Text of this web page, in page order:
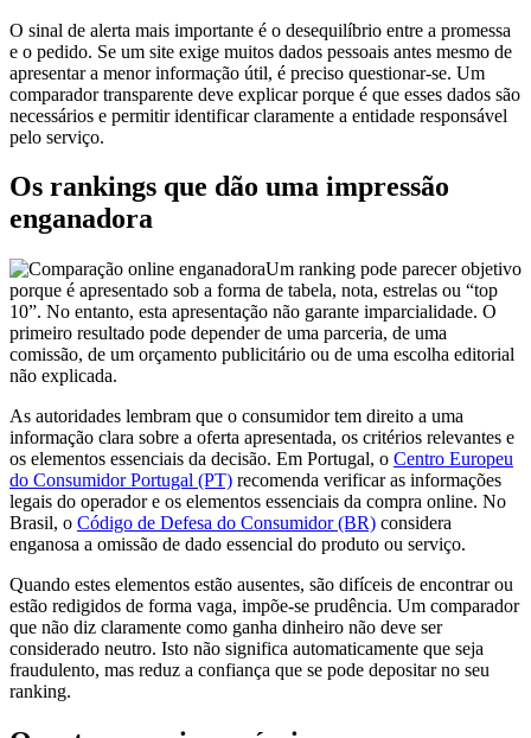
O sinal de alerta mais importante é o desequilíbrio entre a promessa
e o pedido. Se um site exige muitos dados pessoais antes mesmo de
apresentar a menor informação útil, é preciso questionar-se. Um
comparador transparente deve explicar porque é que esses dados são
necessários e permitir identificar claramente a entidade responsável
pelo serviço.
Os rankings que dão uma impressão
enganadora
Um ranking pode parecer objetivo
porque é apresentado sob a forma de tabela, nota, estrelas ou “top
10”. No entanto, esta apresentação não garante imparcialidade. O
primeiro resultado pode depender de uma parceria, de uma
comissão, de um orçamento publicitário ou de uma escolha editorial
não explicada.
As autoridades lembram que o consumidor tem direito a uma
informação clara sobre a oferta apresentada, os critérios relevantes e
os elementos essenciais da decisão. Em Portugal, o Centro Europeu
do Consumidor Portugal (PT) recomenda verificar as informações
legais do operador e os elementos essenciais da compra online. No
Brasil, o Código de Defesa do Consumidor (BR) considera
enganosa a omissão de dado essencial do produto ou serviço.
Quando estes elementos estão ausentes, são difíceis de encontrar ou
estão redigidos de forma vaga, impõe-se prudência. Um comparador
que não diz claramente como ganha dinheiro não deve ser
considerado neutro. Isto não significa automaticamente que seja
fraudulento, mas reduz a confiança que se pode depositar no seu
ranking.